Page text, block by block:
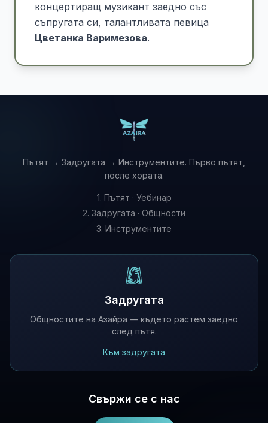
концертиращ музикант заедно със
съпругата си, талантливата певица
Цветанка Варимезова.
Пътят → Задругата → Инструментите. Първо пътят,
после хората.
1. Пътят · Уебинар
2. Задругата · Общности
3. Инструментите
Задругата
Общностите на Азайра — където растем заедно
след пътя.
Към задругата
Свържи се с нас